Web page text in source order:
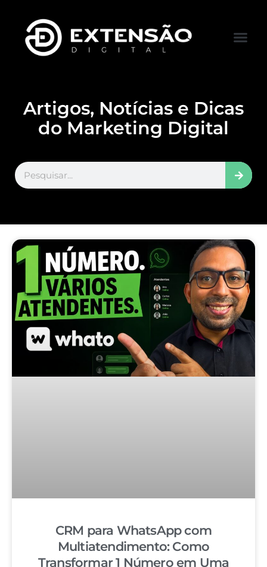
Artigos, Notícias e Dicas
do Marketing Digital
CRM para WhatsApp com
Multiatendimento: Como
Transformar 1 Número em Uma